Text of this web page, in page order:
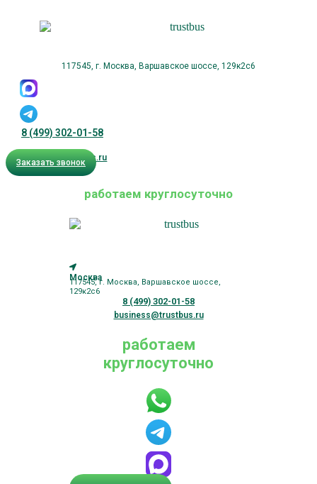
117545, г. Москва, Варшавское шоссе, 129к2с6
8 (499) 302-01-58
business@trustbus.ru
Заказать звонок
работаем круглосуточно
Москва
117545, г. Москва, Варшавское шоссе,
129к2с6
8 (499) 302-01-58
business@trustbus.ru
работаем
круглосуточно